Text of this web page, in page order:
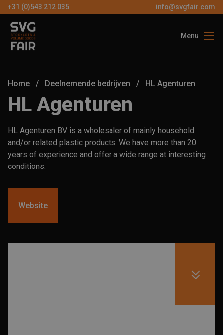
+31 (0)543 212 035 info@svgfair.com
Menu
Contact
Home / Deelnemende bedrijven / HL Agenturen
HL Agenturen
HL Agenturen BV is a wholesaler of mainly household
and/or related plastic products. We have more than 20
years of experience and offer a wide range at interesting
conditions.
Website